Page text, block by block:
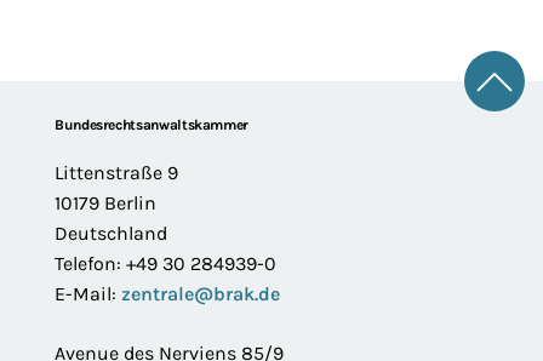
FooterBundesrechtsanwaltskammer
Littenstraße 9
10179 Berlin
Deutschland
Telefon: +49 30 284939-0
E-Mail: zentrale@brak.de
Avenue des Nerviens 85/9